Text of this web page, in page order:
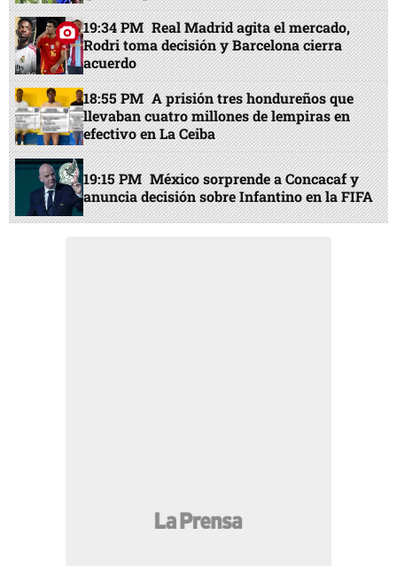
19:34 PM Real Madrid agita el mercado,
Rodri toma decisión y Barcelona cierra
acuerdo
18:55 PM A prisión tres hondureños que
llevaban cuatro millones de lempiras en
efectivo en La Ceiba
19:15 PM México sorprende a Concacaf y
anuncia decisión sobre Infantino en la FIFA